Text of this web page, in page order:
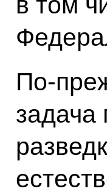
задача